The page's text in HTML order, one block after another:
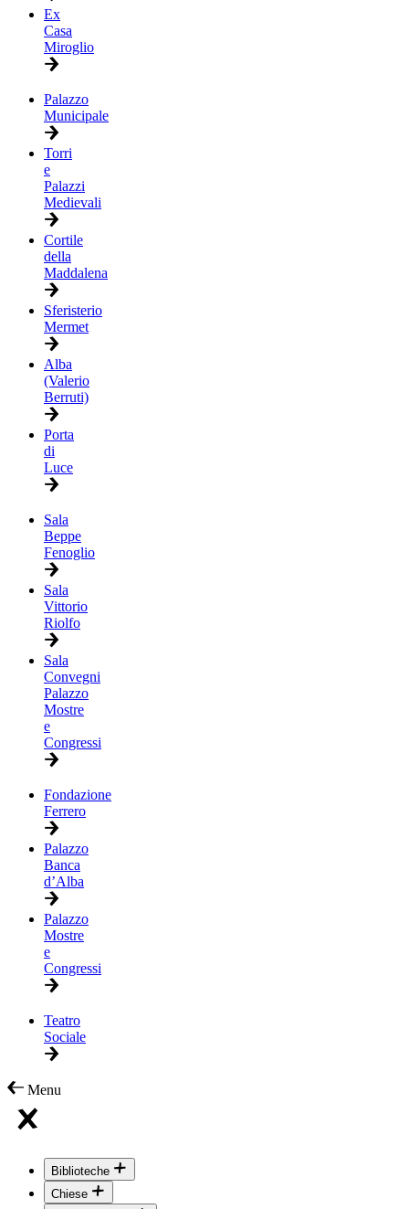
Ex
Casa
Miroglio
Palazzo
Municipale
Torri
e
Palazzi
Medievali
Cortile
della
Maddalena
Sferisterio
Mermet
Alba
(Valerio
Berruti)
Porta
di
Luce
Sala
Beppe
Fenoglio
Sala
Vittorio
Riolfo
Sala
Convegni
Palazzo
Mostre
e
Congressi
Fondazione
Ferrero
Palazzo
Banca
d’Alba
Palazzo
Mostre
e
Congressi
Teatro
Sociale
Menu
Biblioteche
Chiese